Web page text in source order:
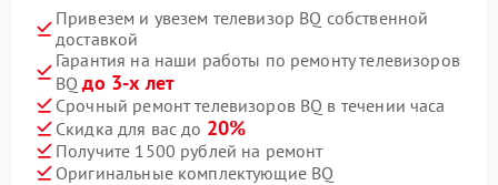
Привезем и увезем телевизор BQ собственной
доставкой
Гарантия на наши работы по ремонту телевизоров
BQдо 3-х лет
Срочный ремонт телевизоров BQ в течении часа
Скидка для вас до 20%
Получите 1500 рублей на ремонт
Оригинальные комплектующие BQ